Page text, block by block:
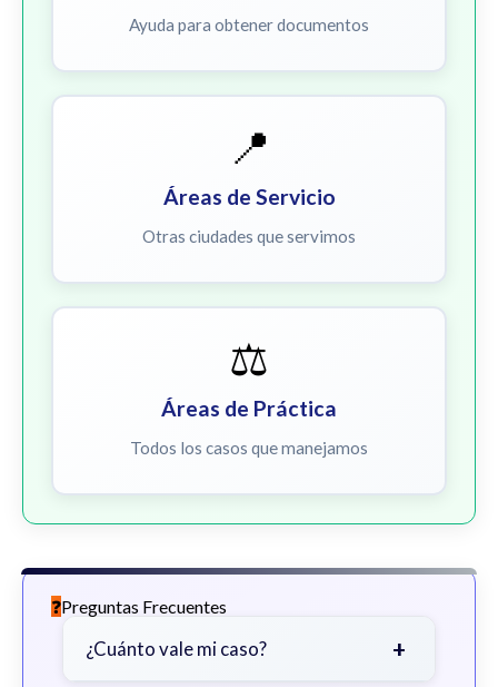
Ayuda para obtener documentos
📍
Áreas de Servicio
Otras ciudades que servimos
⚖️
Áreas de Práctica
Todos los casos que manejamos
Preguntas Frecuentes
¿Cuánto vale mi caso? +